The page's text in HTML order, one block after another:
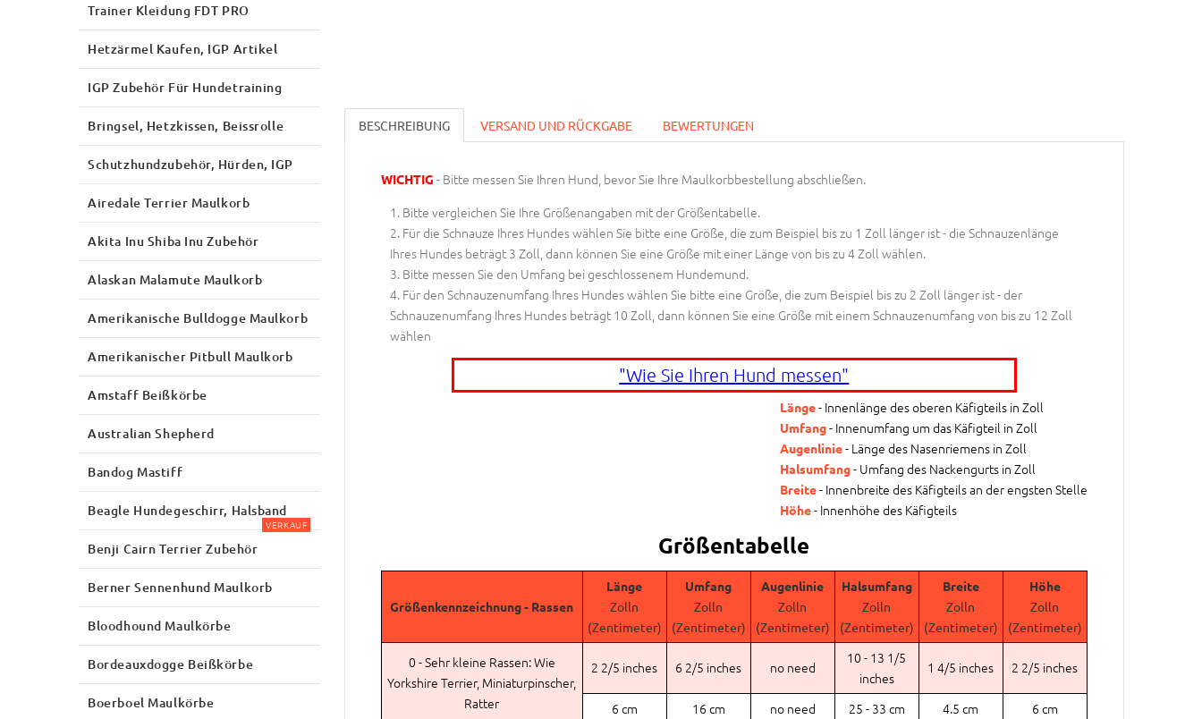
BESCHREIBUNG VERSAND UND RÜCKGABE BEWERTUNGEN
WICHTIG - Bitte messen Sie Ihren Hund, bevor Sie Ihre Maulkorbbestellung abschließen.
Bitte vergleichen Sie Ihre Größenangaben mit der Größentabelle.
Für die Schnauze Ihres Hundes wählen Sie bitte eine Größe, die zum Beispiel bis zu 1 Zoll länger ist - die Schnauzenlänge
Ihres Hundes beträgt 3 Zoll, dann können Sie eine Größe mit einer Länge von bis zu 4 Zoll wählen.
Bitte messen Sie den Umfang bei geschlossenem Hundemund.
Für den Schnauzenumfang Ihres Hundes wählen Sie bitte eine Größe, die zum Beispiel bis zu 2 Zoll länger ist - der
Schnauzenumfang Ihres Hundes beträgt 10 Zoll, dann können Sie eine Größe mit einem Schnauzenumfang von bis zu 12 Zoll
wählen
"Wie Sie Ihren Hund messen"
Länge- Innenlänge des oberen Käfigteils in Zoll
Umfang- Innenumfang um das Käfigteil in Zoll
Augenlinie- Länge des Nasenriemens in Zoll
Halsumfang- Umfang des Nackengurts in Zoll
Breite- Innenbreite des Käfigteils an der engsten Stelle
Höhe- Innenhöhe des Käfigteils
Größentabelle
Größenkennzeichnung - Rassen
Länge
Zolln
(Zentimeter)
Umfang
Zolln
(Zentimeter)
Augenlinie
Zolln
(Zentimeter)
Halsumfang
Zolln
(Zentimeter)
Breite
Zolln
(Zentimeter)
Höhe
Zolln
(Zentimeter)
0 - Sehr kleine Rassen: Wie
Yorkshire Terrier, Miniaturpinscher,
Ratter
2 2/5 inches 6 2/5 inches no need
10 - 13 1/5
inches
1 4/5 inches 2 2/5 inches
6 cm 16 cm no need 25 - 33 cm 4.5 cm 6 cm
Trainer Kleidung FDT PRO
Hetzärmel Kaufen, IGP Artikel
IGP Zubehör Für Hundetraining
Bringsel, Hetzkissen, Beissrolle
Schutzhundzubehör, Hürden, IGP
Airedale Terrier Maulkorb
Akita Inu Shiba Inu Zubehör
Alaskan Malamute Maulkorb
Amerikanische Bulldogge Maulkorb
Amerikanischer Pitbull Maulkorb
Amstaff Beißkörbe
Australian Shepherd
Bandog Mastiff
Beagle Hundegeschirr, Halsband
VERKAUF
Benji Cairn Terrier Zubehör
Berner Sennenhund Maulkorb
Bloodhound Maulkörbe
Bordeauxdogge Beißkörbe
Boerboel Maulkörbe